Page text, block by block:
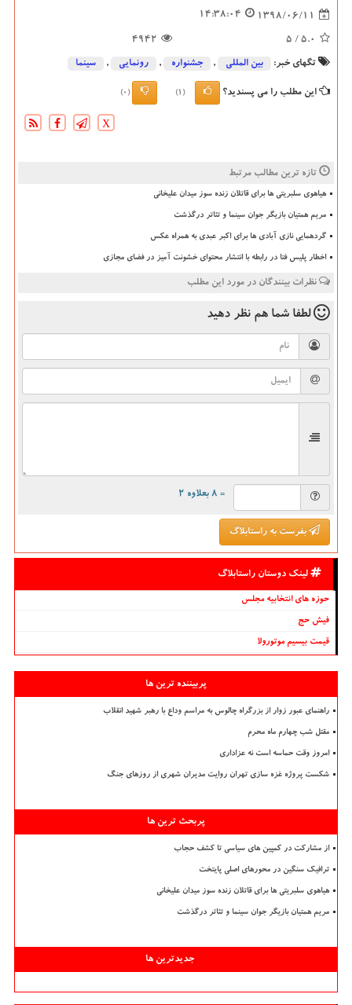
1398/06/11
14:38:04
5.0
/ 5
4942
تگهای خبر: بین المللی , جشنواره , رونمایی , سینما
این مطلب را می پسندید؟ (1)
(0)
X
تازه ترین مطالب مرتبط
هیاهوی سلبریتی ها برای قاتلان زنده سوز میدان علیخانی
مریم همتیان بازیگر جوان سینما و تئاتر درگذشت
گردهمایی نازی آبادی ها برای اکبر عبدی به همراه عکس
اخطار پلیس فتا در رابطه با انتشار محتوای خشونت آمیز در فضای مجازی
نظرات بینندگان در مورد این مطلب
لطفا شما هم نظر دهید
= ۸ بعلاوه ۲
بفرست به راستابلاگ
لینک دوستان راستابلاگ
حوزه های انتخابیه مجلس
فیش حج
قیمت بیسیم موتورولا
پربیننده ترین ها
راهنمای عبور زوار از بزرگراه چالوس به مراسم وداع با رهبر شهید انقلاب
مقتل شب چهارم ماه محرم
امروز وقت حماسه است نه عزاداری
شکست پروژه غزه سازی تهران روایت مدیران شهری از روزهای جنگ
پربحث ترین ها
از مشارکت در کمپین های سیاسی تا کشف حجاب
ترافیک سنگین در محورهای اصلی پایتخت
هیاهوی سلبریتی ها برای قاتلان زنده سوز میدان علیخانی
مریم همتیان بازیگر جوان سینما و تئاتر درگذشت
جدیدترین ها